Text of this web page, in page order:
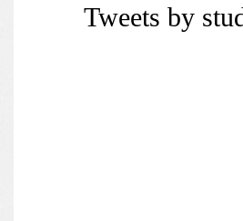
Tweets by